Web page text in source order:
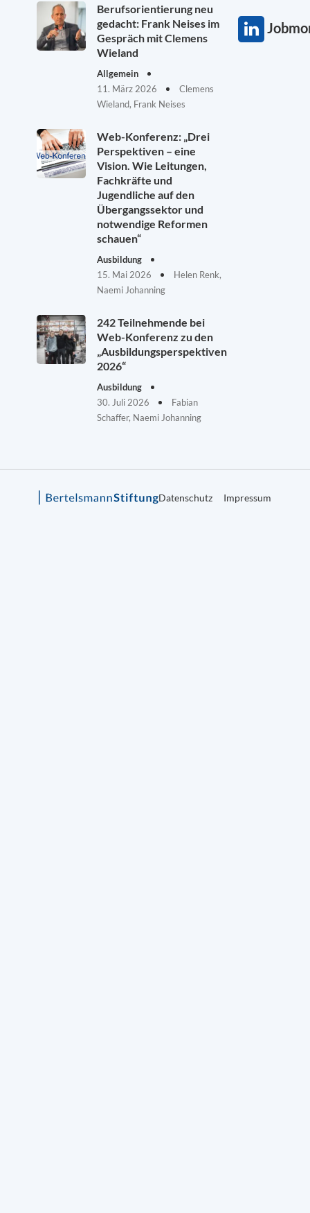
Berufsorientierung neu
gedacht: Frank Neises im
Gespräch mit Clemens
Wieland
Allgemein
11. März 2026
Clemens
Wieland, Frank Neises
Web-Konferenz: „Drei
Perspektiven – eine
Vision. Wie Leitungen,
Fachkräfte und
Jugendliche auf den
Übergangssektor und
notwendige Reformen
schauen“
Ausbildung
15. Mai 2026
Helen Renk,
Naemi Johanning
242 Teilnehmende bei
Web-Konferenz zu den
„Ausbildungsperspektiven
2026“
Ausbildung
30. Juli 2026
Fabian
Schaffer, Naemi Johanning
Datenschutz Impressum